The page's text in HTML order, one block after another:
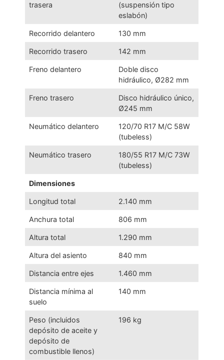
trasera
(suspensión tipo
eslabón)
Recorrido delantero 130 mm
Recorrido trasero 142 mm
Freno delantero
Doble disco
hidráulico, Ø282 mm
Freno trasero
Disco hidráulico único,
Ø245 mm
Neumático delantero
120/70 R17 M/C 58W
(tubeless)
Neumático trasero
180/55 R17 M/C 73W
(tubeless)
Dimensiones
Longitud total 2.140 mm
Anchura total 806 mm
Altura total 1.290 mm
Altura del asiento 840 mm
Distancia entre ejes 1.460 mm
Distancia mínima al
suelo
140 mm
Peso (incluidos
depósito de aceite y
depósito de
combustible llenos)
196 kg